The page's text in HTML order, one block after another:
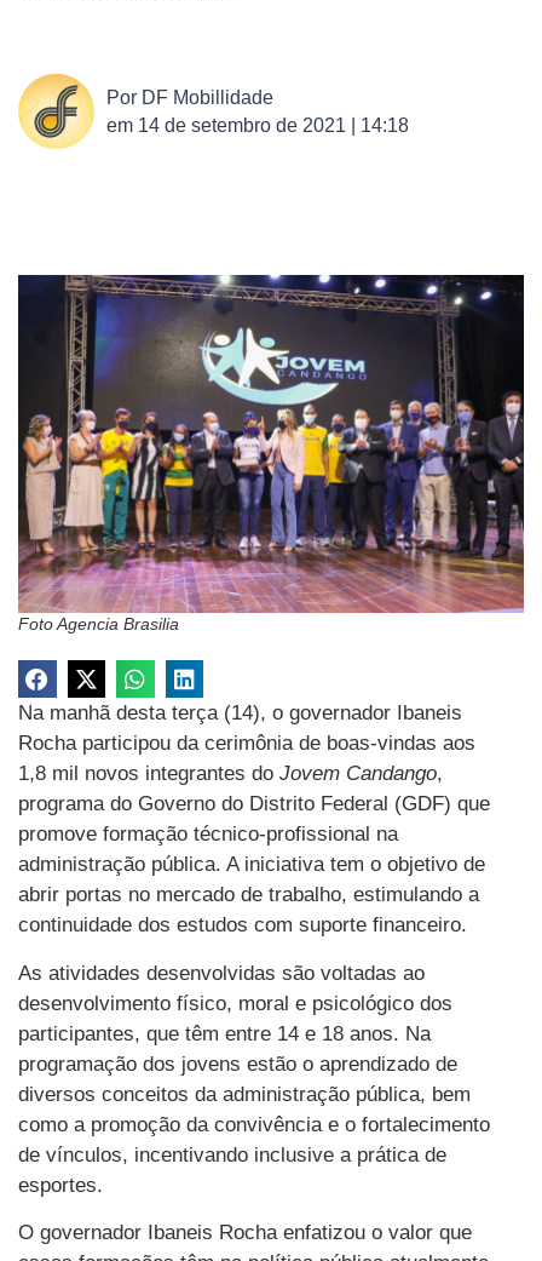
Por DF Mobillidade
em 14 de setembro de 2021 | 14:18
Foto Agencia Brasilia
Na manhã desta terça (14), o governador Ibaneis
Rocha participou da cerimônia de boas-vindas aos
1,8 mil novos integrantes do Jovem Candango,
programa do Governo do Distrito Federal (GDF) que
promove formação técnico-profissional na
administração pública. A iniciativa tem o objetivo de
abrir portas no mercado de trabalho, estimulando a
continuidade dos estudos com suporte financeiro.
As atividades desenvolvidas são voltadas ao
desenvolvimento físico, moral e psicológico dos
participantes, que têm entre 14 e 18 anos. Na
programação dos jovens estão o aprendizado de
diversos conceitos da administração pública, bem
como a promoção da convivência e o fortalecimento
de vínculos, incentivando inclusive a prática de
esportes.
O governador Ibaneis Rocha enfatizou o valor que